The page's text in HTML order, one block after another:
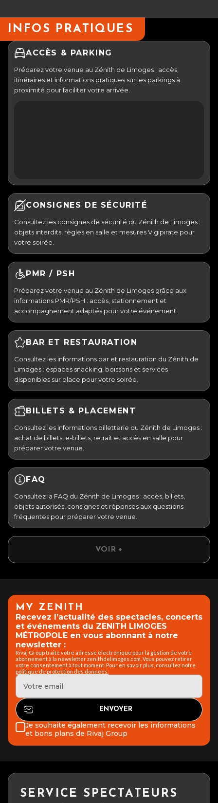
INFOS PRATIQUES
ACCÈS & PARKING
Préparez votre venue au Zénith de Limoges : accès,
itinéraires et informations pratiques sur les parkings à
proximité pour faciliter votre arrivée.
CONSIGNES DE SÉCURITÉ
Consultez les consignes de sécurité du Zénith de Limoges :
objets interdits, règles en salle et mesures Vigipirate pour
votre soirée.
PMR / PSH
Préparez votre venue au Zénith de Limoges grâce aux
informations PMR/PSH : accès, stationnement et
accompagnement adaptés pour votre événement.
BAR ET RESTAURATION
Consultez les informations bar et restauration du Zénith de
Limoges : espaces snacking, boissons et services
disponibles sur place pour votre soirée.
BILLETS & PLACEMENT
Consultez les informations billetterie du Zénith de Limoges :
achat de billets, e-billets, retrait et accès en salle pour
préparer votre venue.
FAQ
Consultez la FAQ du Zénith de Limoges : accès, billets,
objets autorisés, consignes et réponses aux questions
fréquentes pour préparer votre venue.
VOIR +
MY ZENITH
Recevez l’actualité des spectacles, concerts
et événements du ZENITH LIMOGES
MÉTROPOLE en vous abonnant à notre
newsletter :
Rivaj Group traite votre adresse électronique pour la gestion de votre
abonnement à la newsletter zenithdelimoges.com. Vous pouvez retirer
votre consentement à tout moment. Pour en savoir plus, consultez notre
politique de protection des données.
Je souhaite également recevoir les informations
et bons plans de Rivaj Group
SERVICE SPECTATEURS